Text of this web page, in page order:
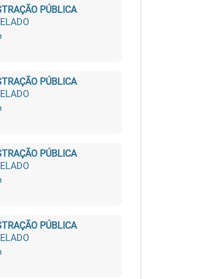
PÚBLICA
PÚBLICA
PÚBLICA
PÚBLICA